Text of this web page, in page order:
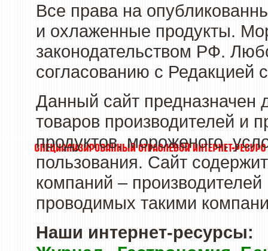
Все права на
и охлаженные продукты.
законодательством РФ.
согласованию с Редакцией
Данный сайт предназначен
товаров производителей и
продуктов, мороженого,
пользования. Сайт
компаний –
проводимых такими
Наши интернет-ресурсы: